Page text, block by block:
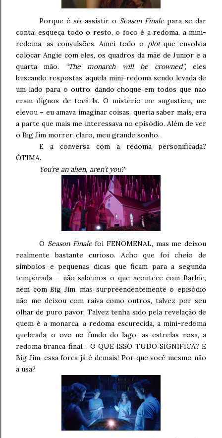
Porque é só assistir o Season Finalepara se dar
conta: esqueça todo o resto, o foco é a redoma, a mini-
redoma, as convulsões. Amei todo o plotque envolvia
colocar Angie com eles, os quadros da mãe de Junior e a
quarta mão. “The monarch will be crowned”, eles
buscando respostas, aquela mini-redoma sendo levada de
um lado para o outro, dando choque em todos que não
eram dignos de tocá-la. O mistério me angustiou, me
elevou – eu amava imaginar coisas, queria saber mais, era
a parte que mais me interessava no episódio. Além de ver
o Big Jim morrer, claro, meu grande sonho.
E a conversa com a redoma personificada?
ÓTIMA.
You’re an alien, aren’t you?
O Season Finalefoi FENOMENAL, mas me deixou
realmente bastante curioso. Acho que foi cheio de
símbolos e pequenas dicas que ficam para a segunda
temporada – não sabemos o que acontece com Barbie,
nem com Big Jim, mas surpreendentemente o episódio
não me deixou com raiva como outros, talvez por seu
olhar de puro pavor. Talvez tenha sido pela revelação de
quem é a monarca, a redoma escurecida, a mini-redoma
quebrada, o ovo no fundo do lago, as estrelas rosa, a
redoma branca final… O QUE ISSO TUDO SIGNIFICA? E
Big Jim, essa forca já é demais! Por que você mesmo não
a usa?